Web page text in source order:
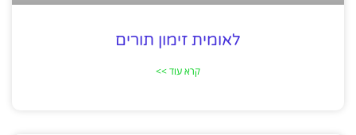
לאומית זימון תורים
קרא עוד >>